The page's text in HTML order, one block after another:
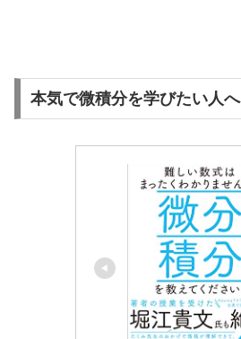
本気で微積分を学びたい人へ